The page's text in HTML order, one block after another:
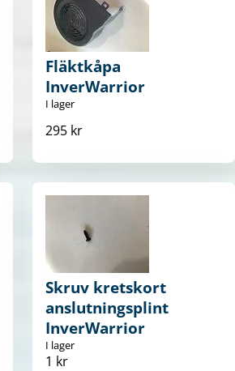
Fläktkåpa
InverWarrior
I lager
295 kr
Skruv kretskort
anslutningsplint
InverWarrior
I lager
1 kr